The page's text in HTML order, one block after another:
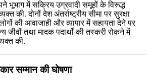
भूभाग में सक्रिय उग्रवादी समूहों के विरूद्ध
की. दोनों देश अंतर्राष्‍ट्रीय सीमा पर सुरक्षा
की आवाजाही और व्‍यापार में सहायता देने पर
जीवों तथा मादक पदार्थों की तस्‍करी रोकने में
की.
सम्मान की घोषणा